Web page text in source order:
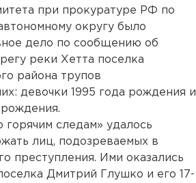
при прокуратуре РФ по
округу было
дело по сообщению об
реки Хетта поселка
района трупов
девочки 1995 года рождения и
рождения.
следам» удалось
лиц, подозреваемых в
преступления. Ими оказались
Дмитрий Глушко и его 17-